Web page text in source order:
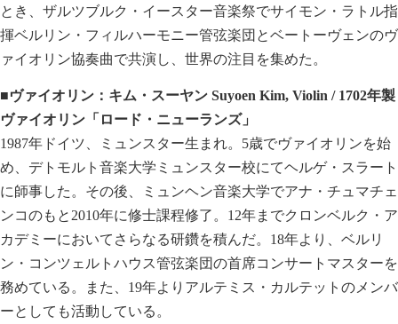
とき、ザルツブルク・イースター音楽祭でサイモン・ラトル指
揮ベルリン・フィルハーモニー管弦楽団とベートーヴェンのヴ
ァイオリン協奏曲で共演し、世界の注目を集めた。
■ヴァイオリン：キム・スーヤン Suyoen Kim, Violin / 1702年製
ヴァイオリン「ロード・ニューランズ」
1987年ドイツ、ミュンスター生まれ。5歳でヴァイオリンを始
め、デトモルト音楽大学ミュンスター校にてヘルゲ・スラート
に師事した。その後、ミュンヘン音楽大学でアナ・チュマチェ
ンコのもと2010年に修士課程修了。12年までクロンベルク・ア
カデミーにおいてさらなる研鑽を積んだ。18年より、ベルリ
ン・コンツェルトハウス管弦楽団の首席コンサートマスターを
務めている。また、19年よりアルテミス・カルテットのメンバ
ーとしても活動している。